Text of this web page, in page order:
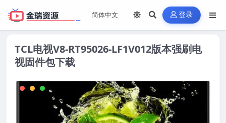
登录
TCL电视V8-RT95026-LF1V012版本强刷电
视固件包下载